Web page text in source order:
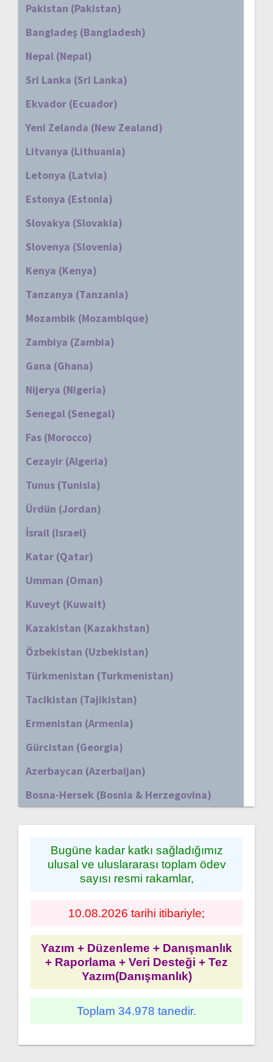
Pakistan (Pakistan)
Bangladeş (Bangladesh)
Nepal (Nepal)
Sri Lanka (Sri Lanka)
Ekvador (Ecuador)
Yeni Zelanda (New Zealand)
Litvanya (Lithuania)
Letonya (Latvia)
Estonya (Estonia)
Slovakya (Slovakia)
Slovenya (Slovenia)
Kenya (Kenya)
Tanzanya (Tanzania)
Mozambik (Mozambique)
Zambiya (Zambia)
Gana (Ghana)
Nijerya (Nigeria)
Senegal (Senegal)
Fas (Morocco)
Cezayir (Algeria)
Tunus (Tunisia)
Ürdün (Jordan)
İsrail (Israel)
Katar (Qatar)
Umman (Oman)
Kuveyt (Kuwait)
Kazakistan (Kazakhstan)
Özbekistan (Uzbekistan)
Türkmenistan (Turkmenistan)
Tacikistan (Tajikistan)
Ermenistan (Armenia)
Gürcistan (Georgia)
Azerbaycan (Azerbaijan)
Bosna-Hersek (Bosnia & Herzegovina)
Bugüne kadar katkı sağladığımız
ulusal ve uluslararası toplam ödev
sayısı resmi rakamlar,
10.08.2026 tarihi itibariyle;
Yazım + Düzenleme + Danışmanlık
+ Raporlama + Veri Desteği + Tez
Yazım(Danışmanlık)
Toplam 34.978 tanedir.